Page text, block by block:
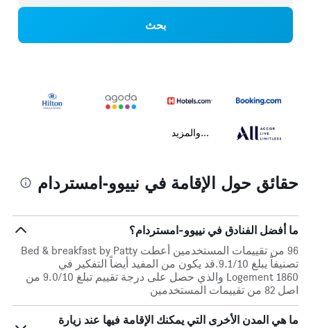
بحث
...والمزيد
حقائق حول الإقامة في نييوو-امستردام
ما أفضل الفنادق في نييوو-امستردام؟
96 من تقييمات المستخدمين أعطت Bed & breakfast by Patty
تصنيفاً يبلغ 9.1/10.قد يكون من المفيد أيضاً التفكير في
Logement 1860 والذي حصل على درجة تقييم تبلغ 9.0/10 من
اصل 82 من تقييمات المستخدمين
ما هي المدن الأخرى التي يمكنك الإقامة فيها عند زيارة